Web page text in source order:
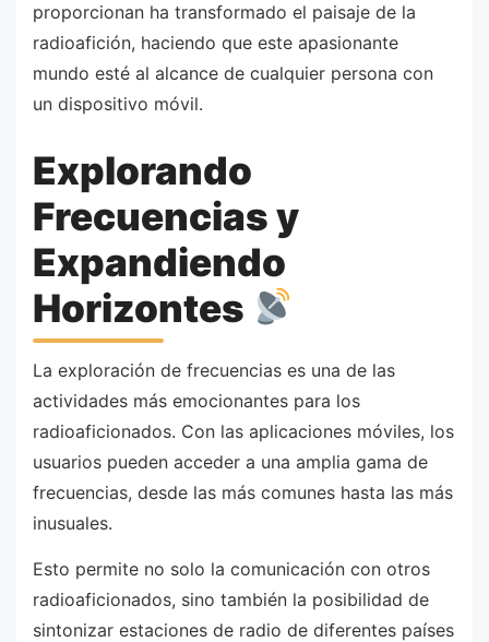
proporcionan ha transformado el paisaje de la
radioafición, haciendo que este apasionante
mundo esté al alcance de cualquier persona con
un dispositivo móvil.
Explorando
Frecuencias y
Expandiendo
Horizontes
La exploración de frecuencias es una de las
actividades más emocionantes para los
radioaficionados. Con las aplicaciones móviles, los
usuarios pueden acceder a una amplia gama de
frecuencias, desde las más comunes hasta las más
inusuales.
Esto permite no solo la comunicación con otros
radioaficionados, sino también la posibilidad de
sintonizar estaciones de radio de diferentes países